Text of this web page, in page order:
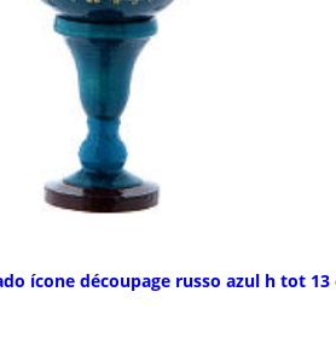
ícone découpage russo azul h tot 13